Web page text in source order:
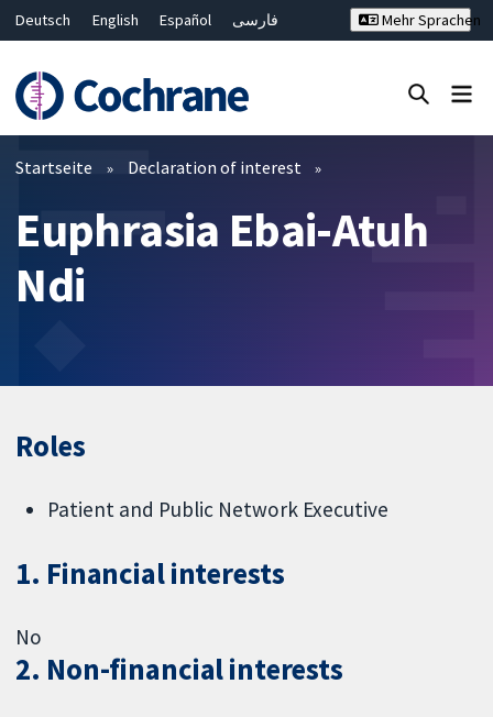
Deutsch English Español
فارسی
Bahasa Malaysia
ไทย
繁體中文
简体中文
Mehr Sprachen
Filter
Startseite Declaration of interest
Euphrasia Ebai-Atuh
Ndi
Roles
Patient and Public Network Executive
1. Financial interests
No
2. Non-financial interests